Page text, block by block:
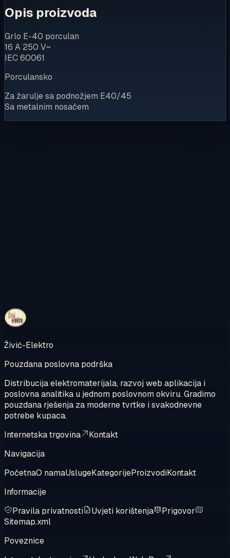
Opis proizvoda
Grlo E-40 porculan
16 A 250 V~
IEC 60061
Porculansko
Za žarulje sa podnožjem E40/45
Sa metalnim nosačem
Pregledajte internetsku trgovinu
Živić-Elektro
Pouzdana poslovna podrška
Distribucija elektromaterijala, razvoj web aplikacija i
poslovna analitika u jednom poslovnom okviru. Gradimo
pouzdana rješenja za moderne tvrtke i svakodnevne
potrebe kupaca.
Internetska trgovina
Kontakt
Navigacija
PočetnaO namaUslugeKategorijeProizvodiKontakt
Informacije
Pravila privatnosti
Uvjeti korištenja
Prigovor
Sitemap.xml
Poveznice